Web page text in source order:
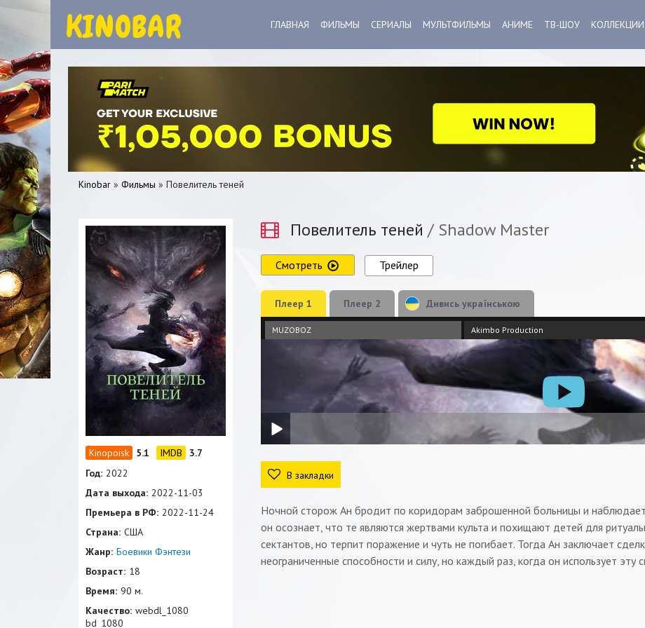
ГЛАВНАЯ ФИЛЬМЫ СЕРИАЛЫ МУЛЬТФИЛЬМЫ АНИМЕ ТВ-ШОУ КОЛЛЕКЦИИ
Kinobar » Фильмы » Повелитель теней
Повелитель теней / Shadow Master
0
1 2 3 4 Смотреть Трейлер
Плеер 1 Плеер 2 Дивись українською
MUZOBOZ Akimbo Production
В закладки
Ночной сторож Ан бродит по коридорам заброшенной больницы и
он осознает, что те являются жертвами культа и похищают детей для
сектантов, но терпит поражение и чуть не погибает. Тогда Ан заключает
неограниченные способности и силу, но каждый раз, когда он использует
5.1
3.7
Год: 2022
Дата выхода: 2022-11-03
Премьера в РФ: 2022-11-24
Страна: США
Жанр: Боевики Фэнтези
Возраст: 18
Время: 90 м.
Качество: webdl_1080
bd_1080